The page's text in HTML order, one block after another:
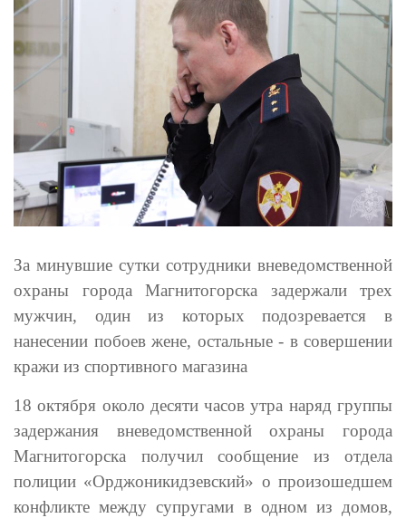
За минувшие сутки сотрудники вневедомственной
охраны города Магнитогорска задержали трех
мужчин, один из которых подозревается в
нанесении побоев жене, остальные - в совершении
кражи из спортивного магазина
18 октября около десяти часов утра наряд группы
задержания вневедомственной охраны города
Магнитогорска получил сообщение из отдела
полиции «Орджоникидзевский» о произошедшем
конфликте между супругами в одном из домов,